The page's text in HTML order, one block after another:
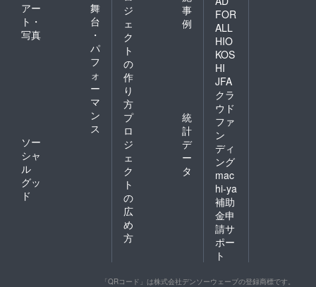
アー
ト・
写真
舞
台
・
パ
フ
ォ
ー
マ
ン
ス
ソー
シャ
ル
グッ
ド
ジ
ェ
ク
ト
の
作
り
方
事
例
プ
ロ
ジ
ェ
ク
ト
の
広
め
方
統
計
デ
ー
タ
FOR
ALL
HIO
KOS
HI
JFA
クラ
ウド
ファ
ン
ディ
ング
mac
hi-ya
補助
金申
請サ
ポー
ト
「QRコード」は株式会社デンソーウェーブの登録商標です。